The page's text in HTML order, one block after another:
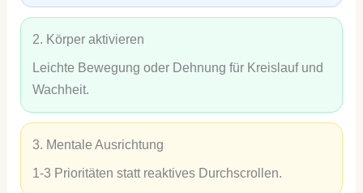
2. Körper aktivieren
Leichte Bewegung oder Dehnung für Kreislauf und
Wachheit.
3. Mentale Ausrichtung
1-3 Prioritäten statt reaktives Durchscrollen.